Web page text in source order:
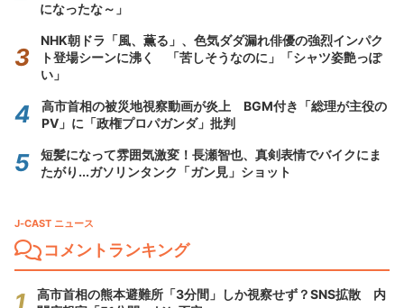
になったな～」
NHK朝ドラ「風、薫る」、色気ダダ漏れ俳優の強烈インパク
ト登場シーンに沸く 「苦しそうなのに」「シャツ姿艶っぽ
い」
高市首相の被災地視察動画が炎上 BGM付き「総理が主役の
PV」に「政権プロパガンダ」批判
短髪になって雰囲気激変！長瀬智也、真剣表情でバイクにま
たがり...ガソリンタンク「ガン見」ショット
J-CAST ニュース
コメントランキング
高市首相の熊本避難所「3分間」しか視察せず？SNS拡散 内